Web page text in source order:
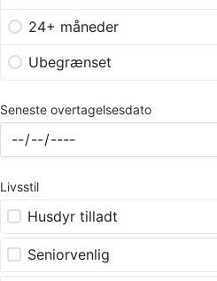
24+ måneder
Ubegrænset
Seneste overtagelsesdato
Livsstil
Husdyr tilladt
Seniorvenlig